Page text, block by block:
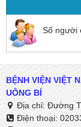
Số người
BỆNH VIỆN VIỆT
UÔNG BÍ
Địa chỉ: Đường
Điện thoại: